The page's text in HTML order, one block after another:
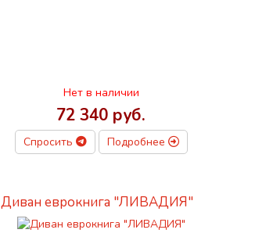
Нет в наличии
72 340 руб.
Спросить Подробнее
Диван еврокнига "ЛИВАДИЯ"